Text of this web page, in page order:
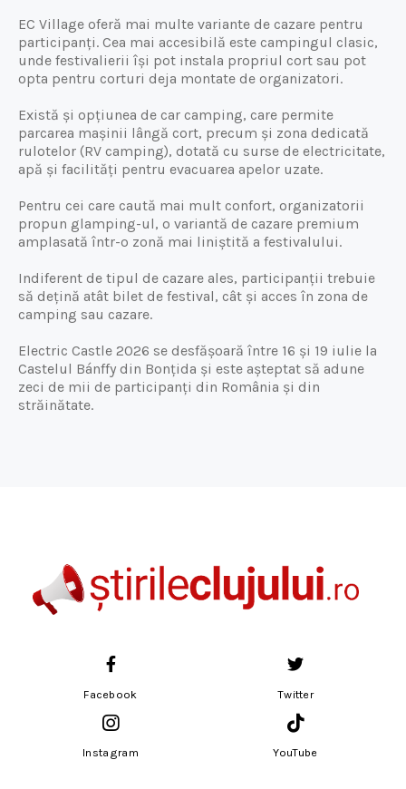
EC Village oferă mai multe variante de cazare pentru
participanți. Cea mai accesibilă este campingul clasic,
unde festivalierii își pot instala propriul cort sau pot
opta pentru corturi deja montate de organizatori.
Există și opțiunea de car camping, care permite
parcarea mașinii lângă cort, precum și zona dedicată
rulotelor (RV camping), dotată cu surse de electricitate,
apă și facilități pentru evacuarea apelor uzate.
Pentru cei care caută mai mult confort, organizatorii
propun glamping-ul, o variantă de cazare premium
amplasată într-o zonă mai liniștită a festivalului.
Indiferent de tipul de cazare ales, participanții trebuie
să dețină atât bilet de festival, cât și acces în zona de
camping sau cazare.
Electric Castle 2026 se desfășoară între 16 și 19 iulie la
Castelul Bánffy din Bonțida și este așteptat să adune
zeci de mii de participanți din România și din
străinătate.
Facebook Twitter
Instagram YouTube